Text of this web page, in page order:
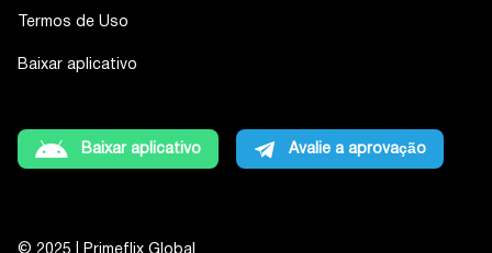
Termos de Uso
Baixar aplicativo
Baixar aplicativo Avalie a aprovação